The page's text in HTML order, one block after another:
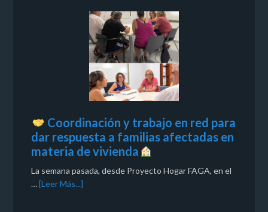
Coordinación y trabajo en red para
dar respuesta a familias afectadas en
materia de vivienda
La semana pasada, desde Proyecto Hogar FAGA, en el
…[Leer Más...]